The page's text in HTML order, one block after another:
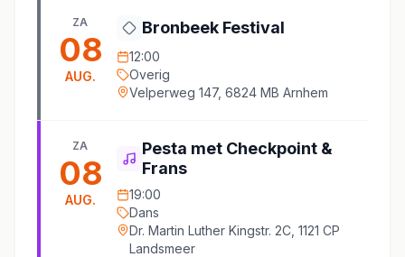
ZA
08
AUG.
Bronbeek Festival
12:00
Overig
Velperweg 147, 6824 MB Arnhem
ZA
08
AUG.
Pesta met Checkpoint &
Frans
19:00
Dans
Dr. Martin Luther Kingstr. 2C, 1121 CP
Landsmeer